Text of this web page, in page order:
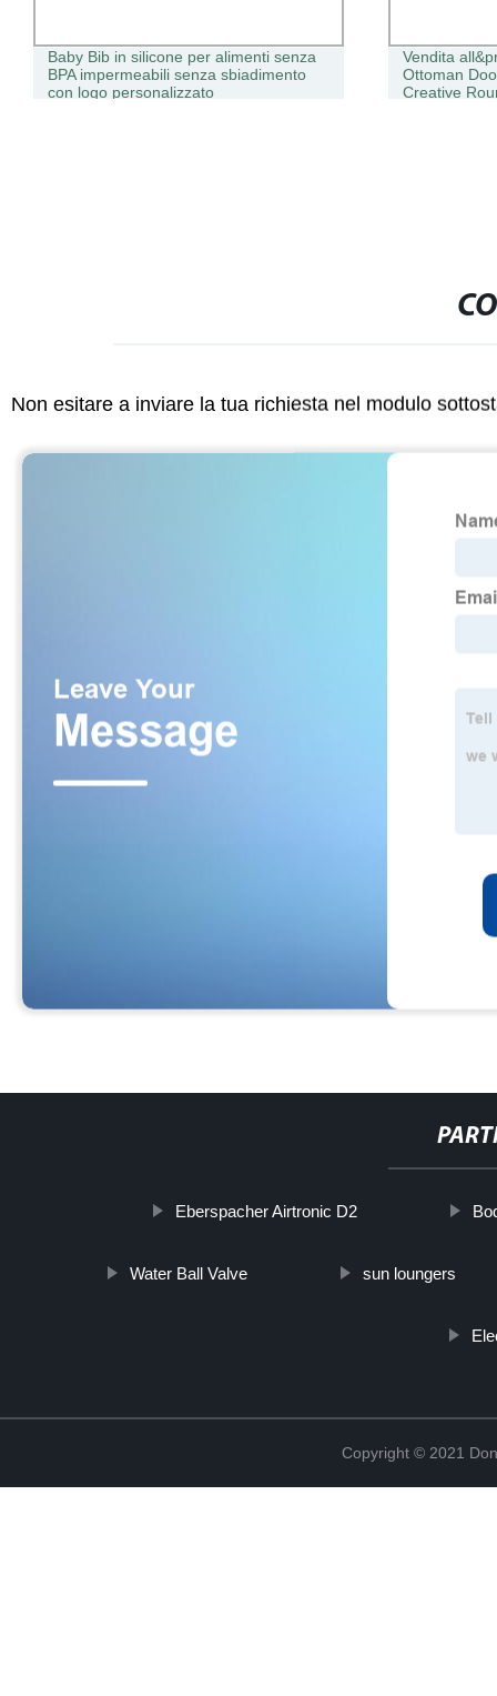
Baby Bib in silicone per alimenti senza
BPA impermeabili senza sbiadimento
con logo personalizzato
Vendita
Ottoman
Creative
Non esitare a inviare la tua richiesta nel modulo
Eberspacher Airtronic D2
Water Ball Valve sun loungers
Copyright © 2021